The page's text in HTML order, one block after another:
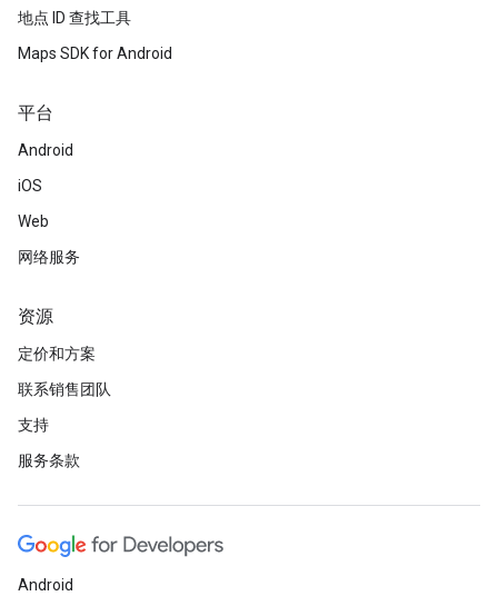
地点 ID 查找工具
Maps SDK for Android
平台
Android
iOS
Web
网络服务
资源
定价和方案
联系销售团队
支持
服务条款
Android